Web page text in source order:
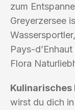
zum
Greyerzersee
Pays-
Flora
Kulinarisches
wirst du dich